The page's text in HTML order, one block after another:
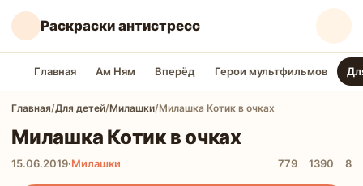
Раскраски антистресс
Главная Ам Ням Вперёд Герои мультфильмов
Главная/Для детей/Милашки/Милашка Котик в очках
Милашка Котик в очках
15.06.2019·Милашки 779 1390 8